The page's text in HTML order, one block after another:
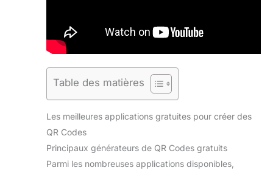
Table des matières
Les meilleures applications gratuites pour créer des
QR Codes
Principaux générateurs de QR Codes gratuits
Parmi les nombreuses applications disponibles,